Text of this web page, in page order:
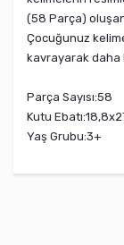
(58 Parça)
Çocuğunuz
kavrayarak daha
Parça Sayısı:58
Kutu Ebatı:
Yaş Grubu:3+